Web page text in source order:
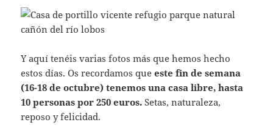
Y aquí tenéis varias fotos más que hemos hecho
estos días. Os recordamos que este fin de semana
(16-18 de octubre) tenemos una casa libre, hasta
10 personas por 250 euros. Setas, naturaleza,
reposo y felicidad.